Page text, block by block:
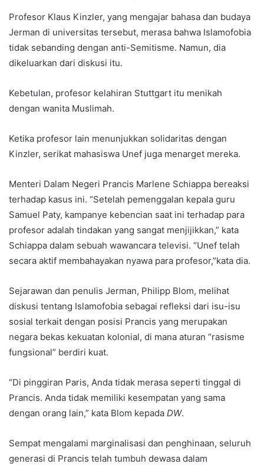
Profesor Klaus Kinzler, yang mengajar bahasa dan budaya
Jerman di universitas tersebut, merasa bahwa Islamofobia
tidak sebanding dengan anti-Semitisme. Namun, dia
dikeluarkan dari diskusi itu.
Kebetulan, profesor kelahiran Stuttgart itu menikah
dengan wanita Muslimah.
Ketika profesor lain menunjukkan solidaritas dengan
Kinzler, serikat mahasiswa Unef juga menarget mereka.
Menteri Dalam Negeri Prancis Marlene Schiappa bereaksi
terhadap kasus ini. “Setelah pemenggalan kepala guru
Samuel Paty, kampanye kebencian saat ini terhadap para
profesor adalah tindakan yang sangat menjijikkan,” kata
Schiappa dalam sebuah wawancara televisi. “Unef telah
secara aktif membahayakan nyawa para profesor,”kata dia.
Sejarawan dan penulis Jerman, Philipp Blom, melihat
diskusi tentang Islamofobia sebagai refleksi dari isu-isu
sosial terkait dengan posisi Prancis yang merupakan
negara bekas kekuatan kolonial, di mana aturan “rasisme
fungsional” berdiri kuat.
“Di pinggiran Paris, Anda tidak merasa seperti tinggal di
Prancis. Anda tidak memiliki kesempatan yang sama
dengan orang lain,” kata Blom kepada DW.
Sempat mengalami marginalisasi dan penghinaan, seluruh
generasi di Prancis telah tumbuh dewasa dalam